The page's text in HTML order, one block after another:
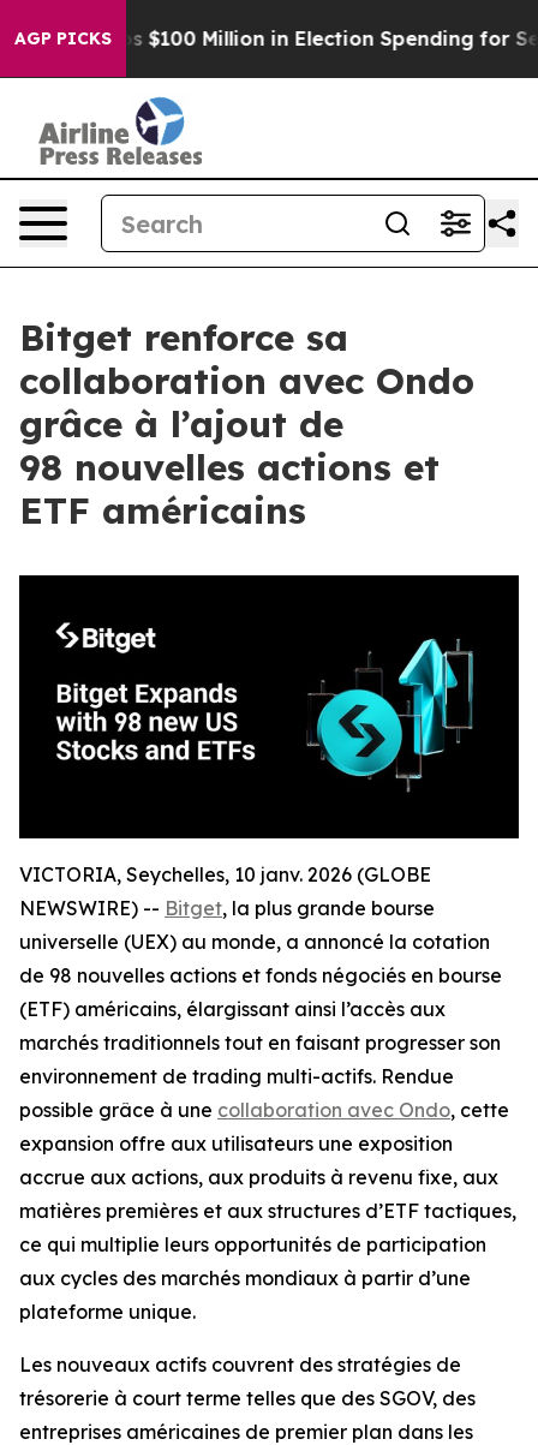
AGP PICKS
Tops $100 Million in Election Spending for Second
Bitget renforce sa
collaboration avec Ondo
grâce à l’ajout de
98 nouvelles actions et
ETF américains
VICTORIA, Seychelles, 10 janv. 2026 (GLOBE
NEWSWIRE) -- Bitget, la plus grande bourse
universelle (UEX) au monde, a annoncé la cotation
de 98 nouvelles actions et fonds négociés en bourse
(ETF) américains, élargissant ainsi l’accès aux
marchés traditionnels tout en faisant progresser son
environnement de trading multi-actifs. Rendue
possible grâce à une collaboration avec Ondo, cette
expansion offre aux utilisateurs une exposition
accrue aux actions, aux produits à revenu fixe, aux
matières premières et aux structures d’ETF tactiques,
ce qui multiplie leurs opportunités de participation
aux cycles des marchés mondiaux à partir d’une
plateforme unique.
Les nouveaux actifs couvrent des stratégies de
trésorerie à court terme telles que des SGOV, des
entreprises américaines de premier plan dans les